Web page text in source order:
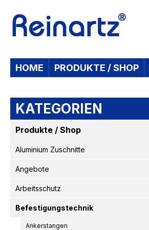
HOME PRODUKTE / SHOP
KATEGORIEN
Produkte / Shop
Aluminium Zuschnitte
Angebote
Arbeitsschutz
Befestigungstechnik
Ankerstangen